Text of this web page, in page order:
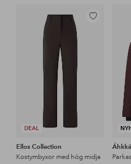
DEAL
Lägg
Ellos Collection
Kostymbyxor med hög midja
Áhkká